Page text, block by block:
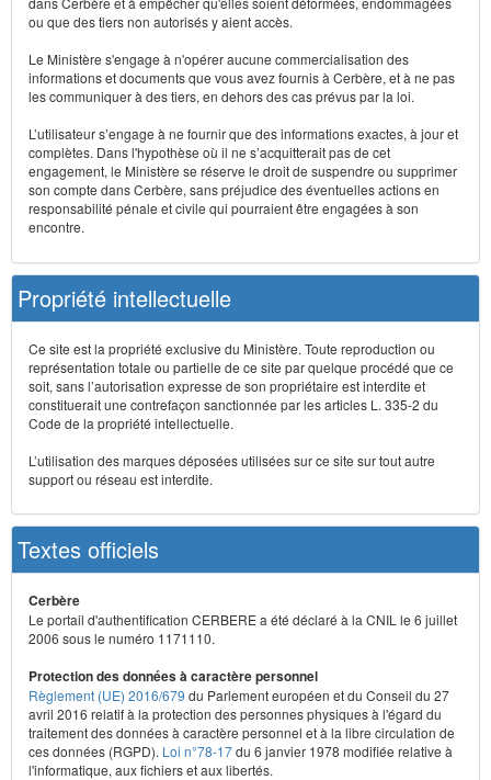
ou que des tiers non autorisés y aient accès.
Le Ministère s'engage à n'opérer aucune commercialisation des
informations et documents que vous avez fournis à Cerbère, et à ne pas
les communiquer à des tiers, en dehors des cas prévus par la loi.
L’utilisateur s’engage à ne fournir que des informations exactes, à jour et
complètes. Dans l'hypothèse où il ne s’acquitterait pas de cet
engagement, le Ministère se réserve le droit de suspendre ou supprimer
son compte dans Cerbère, sans préjudice des éventuelles actions en
responsabilité pénale et civile qui pourraient être engagées à son
encontre.
Propriété intellectuelle
Ce site est la propriété exclusive du Ministère. Toute reproduction ou
représentation totale ou partielle de ce site par quelque procédé que ce
soit, sans l’autorisation expresse de son propriétaire est interdite et
constituerait une contrefaçon sanctionnée par les articles L. 335-2 du
Code de la propriété intellectuelle.
L’utilisation des marques déposées utilisées sur ce site sur tout autre
support ou réseau est interdite.
Textes officiels
Cerbère
Le portail d'authentification CERBERE a été déclaré à la CNIL le 6 juillet
2006 sous le numéro 1171110.
Protection des données à caractère personnel
Règlement (UE) 2016/679 du Parlement européen et du Conseil du 27
avril 2016 relatif à la protection des personnes physiques à l'égard du
traitement des données à caractère personnel et à la libre circulation de
ces données (RGPD). Loi n°78-17du 6 janvier 1978 modifiée relative à
l'informatique, aux fichiers et aux libertés.